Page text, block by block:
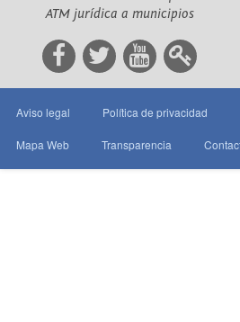
ATM jurídica a municipios
Aviso legal Política de privacidad
Mapa Web Transparencia